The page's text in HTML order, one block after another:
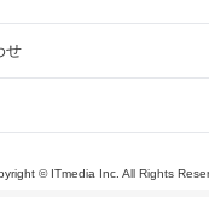
せ
© ITmedia Inc. All Rights